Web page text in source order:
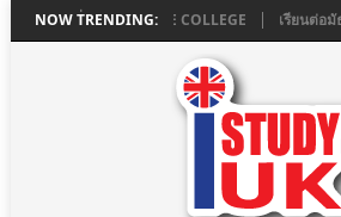
NOW TRENDING:
ที่ ASHBOURNE COLLEGE เรียนต่อมั